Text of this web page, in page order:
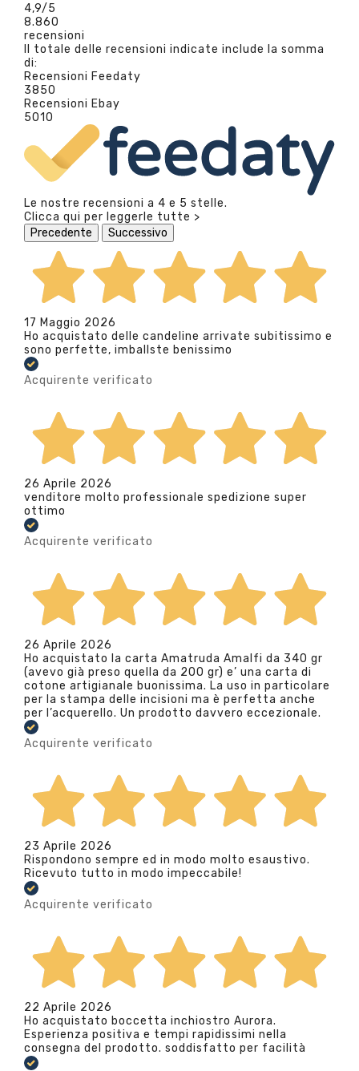
4,9/5
8.860
recensioni
Il totale delle recensioni indicate include la somma
di:
Recensioni Feedaty
3850
Recensioni Ebay
5010
Le nostre recensioni a 4 e 5 stelle.
Clicca qui per leggerle tutte >
Precedente
Successivo
17 Maggio 2026
Ho acquistato delle candeline arrivate subitissimo e
sono perfette, imballste benissimo
Acquirente verificato
26 Aprile 2026
venditore molto professionale spedizione super
ottimo
Acquirente verificato
26 Aprile 2026
Ho acquistato la carta Amatruda Amalfi da 340 gr
(avevo già preso quella da 200 gr) e’ una carta di
cotone artigianale buonissima. La uso in particolare
per la stampa delle incisioni ma è perfetta anche
per l’acquerello. Un prodotto davvero eccezionale.
Acquirente verificato
23 Aprile 2026
Rispondono sempre ed in modo molto esaustivo.
Ricevuto tutto in modo impeccabile!
Acquirente verificato
22 Aprile 2026
Ho acquistato boccetta inchiostro Aurora.
Esperienza positiva e tempi rapidissimi nella
consegna del prodotto. soddisfatto per facilità